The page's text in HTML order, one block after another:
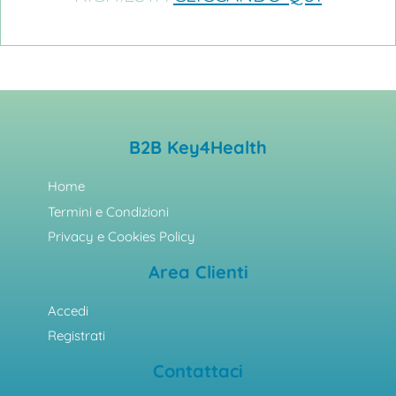
B2B Key4Health
Home
Termini e Condizioni
Privacy e Cookies Policy
Area Clienti
Accedi
Registrati
Contattaci